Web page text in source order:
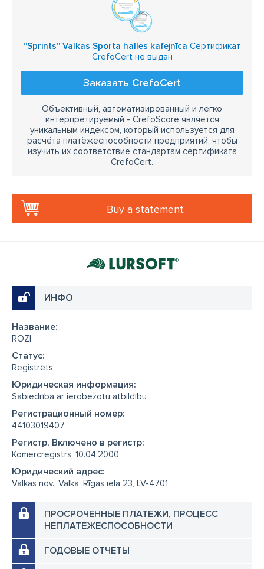
“Sprints” Valkas Sporta halles kafejnīca Сертификат
CrefoCert не выдан
Заказать CrefoCert
Объективный, автоматизированный и легко
интерпретируемый - CrefoScore является
уникальным индексом, который используется для
расчёта платёжеспособности предприятий, чтобы
изучить их соответствие стандартам сертификата
CrefoCert.
Buy a statement
ИНФО
Название:
ROZI
Cтатус:
Reģistrēts
Юридическая информация:
Sabiedrība ar ierobežotu atbildību
Регистрационный номер:
44103019407
Регистр, Включено в регистр:
Komercreģistrs, 10.04.2000
Юридический адрес:
Valkas nov., Valka, Rīgas iela 23, LV-4701
ПРОСРОЧЕННЫЕ ПЛАТЕЖИ, ПРОЦЕСС
НЕПЛАТЕЖЕСПОСОБНОСТИ
ГОДОВЫЕ ОТЧЕТЫ